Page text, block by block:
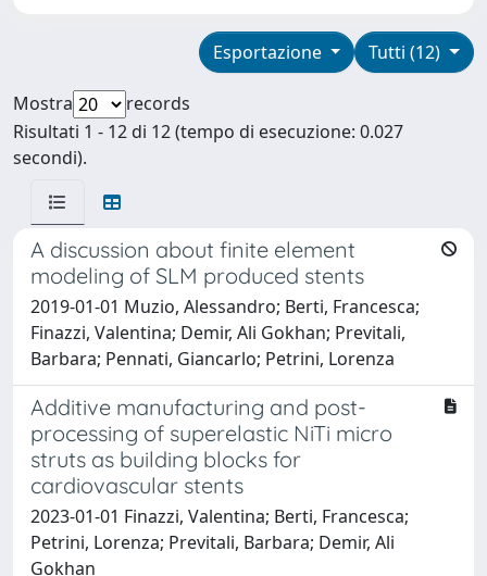
Tutti (12)
Esportazione
Mostra
records
Risultati 1 - 12 di 12 (tempo di esecuzione: 0.027
secondi).
A discussion about finite element
modeling of SLM produced stents
2019-01-01 Muzio, Alessandro; Berti, Francesca;
Finazzi, Valentina; Demir, Ali Gokhan; Previtali,
Barbara; Pennati, Giancarlo; Petrini, Lorenza
Additive manufacturing and post-
processing of superelastic NiTi micro
struts as building blocks for
cardiovascular stents
2023-01-01 Finazzi, Valentina; Berti, Francesca;
Petrini, Lorenza; Previtali, Barbara; Demir, Ali
Gokhan